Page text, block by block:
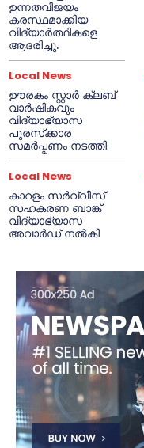
ഉന്നതവിജയം
കരസ്ഥമാക്കിയ
വിദ്യാർത്ഥികളെ
ആദരിച്ചു.
Local News
ഊരകം സ്റ്റാർ ക്ലബ്
വാർഷികവും
വിദ്യാഭ്യാസ
പുരസ്‌ക്കാര
സമർപ്പണം നടത്തി
Local News
കാറളം സർവ്വീസ്
സഹകരണ ബാങ്ക്
വിദ്യാഭ്യാസ
അവാർഡ് നൽകി